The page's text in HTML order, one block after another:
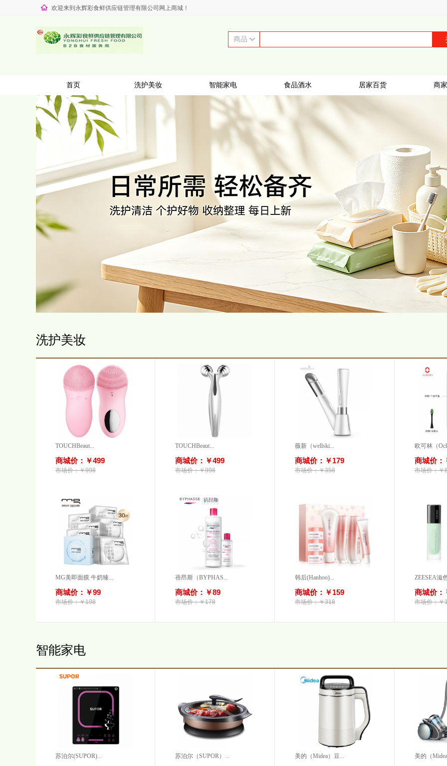
欢迎来到永辉彩食鲜供应链管理有限公司网上商城！
商品
首页 洗护美妆 智能家电 食品酒水 居家百货 商
洗护美妆
TOUCHBeaut...
商城价：￥499
市场价：￥998
TOUCHBeaut...
商城价：￥499
市场价：￥998
薇新（wellski...
商城价：￥179
市场价：￥358
欧可林（
商城价：
市场价：￥
MG美即面膜 牛奶臻...
商城价：￥99
市场价：￥198
蓓昂斯（BYPHAS...
商城价：￥89
市场价：￥178
韩后(Hanhoo)...
商城价：￥159
市场价：￥318
ZEESEA滋
商城价：
市场价：￥
智能家电
苏泊尔(SUPOR)... 苏泊尔（SUPOR）... 美的（Midea）豆... 美的（